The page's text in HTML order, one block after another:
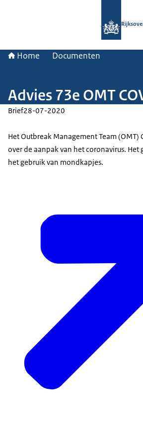
Home Documenten
Advies 73e OMT
Brief28-07-2020
HetOutbreak Management Team (OMT)
over de aanpak van het coronavirus. Het
het gebruik van mondkapjes.